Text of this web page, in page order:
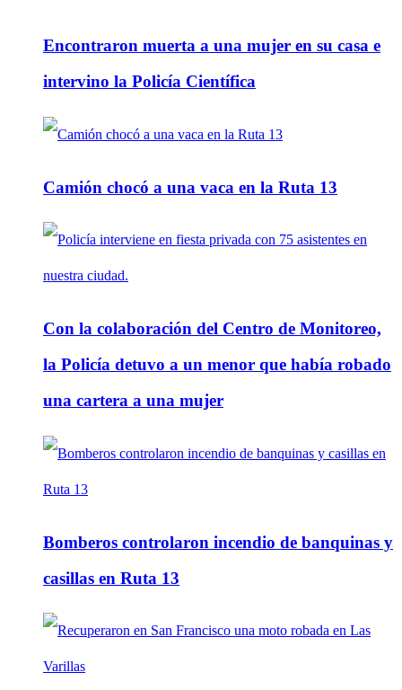
Encontraron muerta a una mujer en su casa e
intervino la Policía Científica
Camión chocó a una vaca en la Ruta 13
Con la colaboración del Centro de Monitoreo,
la Policía detuvo a un menor que había robado
una cartera a una mujer
Bomberos controlaron incendio de banquinas y
casillas en Ruta 13